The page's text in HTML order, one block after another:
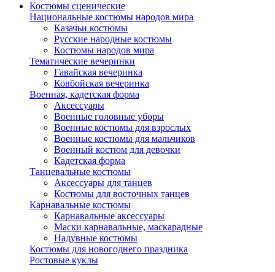
Костюмы сценические
Национальные костюмы народов мира
Казачьи костюмы
Русские народные костюмы
Костюмы народов мира
Тематические вечеринки
Гавайская вечеринка
Ковбойская вечеринка
Военная, кадетская форма
Аксессуары
Военные головные уборы
Военные костюмы для взрослых
Военные костюмы для мальчиков
Военный костюм для девочки
Кадетская форма
Танцевальные костюмы
Аксессуары для танцев
Костюмы для восточных танцев
Карнавальные костюмы
Карнавальные аксессуары
Маски карнавальные, маскарадные
Надувные костюмы
Костюмы для новогоднего праздника
Ростовые куклы